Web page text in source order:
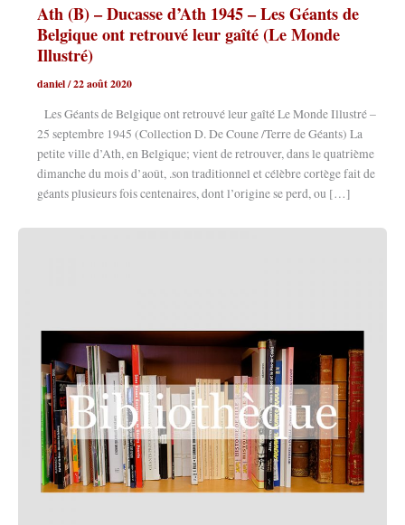
Ath (B) – Ducasse d’Ath 1945 – Les Géants de
Belgique ont retrouvé leur gaîté (Le Monde
Illustré)
daniel/22 août 2020
Les Géants de Belgique ont retrouvé leur gaîté Le Monde Illustré –
25 septembre 1945 (Collection D. De Coune /Terre de Géants) La
petite ville d’Ath, en Belgique; vient de retrouver, dans le quatrième
dimanche du mois d’août, .son traditionnel et célèbre cortège fait de
géants plusieurs fois centenaires, dont l’origine se perd, ou […]